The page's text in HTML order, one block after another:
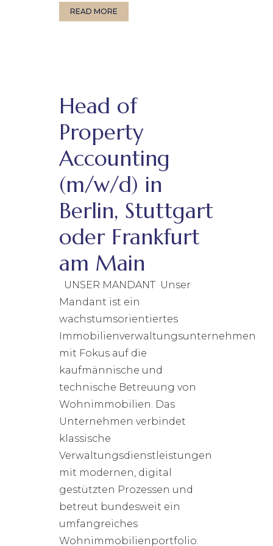
READ MORE
Head of
Property
Accounting
(m/w/d) in
Berlin, Stuttgart
oder Frankfurt
am Main
UNSER MANDANT Unser
Mandant ist ein
wachstumsorientiertes
Immobilienverwaltungsunternehmen
mit Fokus auf die
kaufmännische und
technische Betreuung von
Wohnimmobilien. Das
Unternehmen verbindet
klassische
Verwaltungsdienstleistungen
mit modernen, digital
gestützten Prozessen und
betreut bundesweit ein
umfangreiches
Wohnimmobilienportfolio.